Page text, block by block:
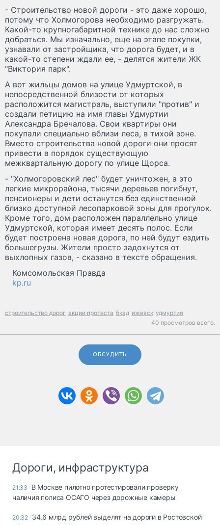
- Строительство новой дороги - это даже хорошо,
потому что Холмогорова необходимо разгружать.
Какой-то крупногабаритной технике до нас сложно
добраться. Мы изначально, еще на этапе покупки,
узнавали от застройщика, что дорога будет, и в
какой-то степени ждали ее, - делятся жители ЖК
"Виктория парк".
А вот жильцы домов на улице Удмуртской, в
непосредственной близости от которых
расположится магистраль, выступили "против" и
создали петицию на имя главы Удмуртии
Александра Бречалова. Свои квартиры они
покупали специально вблизи леса, в тихой зоне.
Вместо строительства новой дороги они просят
привести в порядок существующую
межквартальную дорогу по улице Щорса.
- "Холмогоровский лес" будет уничтожен, а это
легкие микрорайона, тысячи деревьев погибнут,
пенсионеры и дети останутся без единственной
близко доступной лесопарковой зоны для прогулок.
Кроме того, дом расположен параллельно улице
Удмуртской, которая имеет десять полос. Если
будет построена новая дорога, по ней будут ездить
большегрузы. Жители просто задохнутся от
выхлопных газов, - сказано в тексте обращения.
Комсомольская Правда
kp.ru
строительство дорог акции протеста бкад ижевск удмуртия
40 просмотров всего.
ОБСУДИТЬ
Дороги, инфраструктура
21:33
В Москве пилотно протестировали проверку
наличия полиса ОСАГО через дорожные камеры
20:32 34,6 млрд рублей выделят на дороги в Ростовской